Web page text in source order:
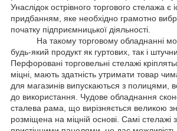
Унаслідок острівного торгового стелажа є
придбанням, яке необхідно грамотно
початку підприємницької діяльності.
На такому торговому обладнанні
будь-який продукт як гуртових, так і
Перфоровані торговельні стелажі
міцні, мають здатність утримати товар
для магазинів випускаються з полицями,
до використання. Чудове обладнання
сталева рама, що вирізняється великою
розміщена на міцній основі. Самі стелажі